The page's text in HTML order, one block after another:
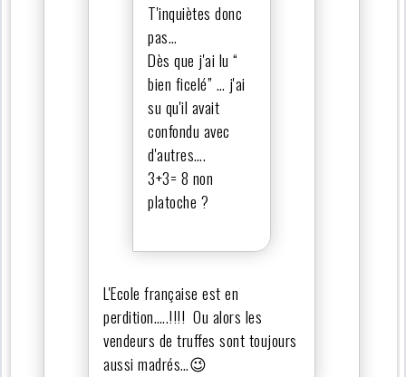
T'inquiètes donc
pas…
Dès que j'ai lu “
bien ficelé” … j'ai
su qu'il avait
confondu avec
d'autres….
3+3= 8 non
platoche ?
L'Ecole française est en
perdition…..!!!! Ou alors les
vendeurs de truffes sont toujours
aussi madrés…😉